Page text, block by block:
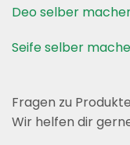
Deo selber
Seife selber
Fragen zu
Wir helfen dir